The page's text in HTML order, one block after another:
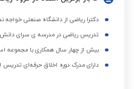
دکترا ریاضی از دانشگاه صنعتی خواجه
تدریس ریاضی در مدرسه ی سرای دانش به
بیش از چهار سال همکاری با مجموعه
دارای مدرک دوره اخلاق حرفه‌ای تدریس